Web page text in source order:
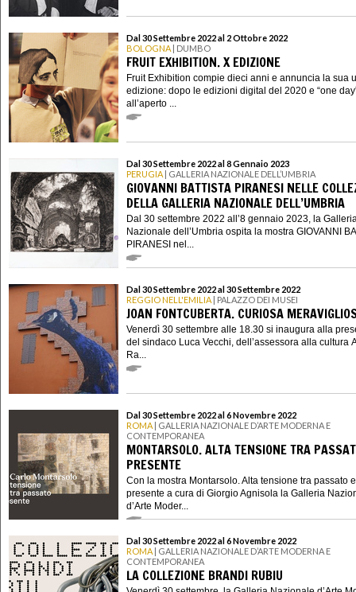
Dal 30 Settembre 2022 al 2 Ottobre 2022
BOLOGNA | DUMBO
FRUIT EXHIBITION. X EDIZIONE
Fruit Exhibition compie dieci anni e annuncia la sua
edizione: dopo le edizioni digital del 2020 e “one
all’aperto ...
Dal 30 Settembre 2022 al 8 Gennaio 2023
PERUGIA | GALLERIA NAZIONALE DELL’UMBRIA
GIOVANNI BATTISTA PIRANESI NELLE
DELLA GALLERIA NAZIONALE DELL’UMBRIA
Dal 30 settembre 2022 all’8 gennaio 2023, la
Nazionale dell’Umbria ospita la mostra GIOVANNI
PIRANESI nel...
Dal 30 Settembre 2022 al 30 Settembre 2022
REGGIO NELL'EMILIA | PALAZZO DEI MUSEI
JOAN FONTCUBERTA. CURIOSA
Venerdì 30 settembre alle 18.30 si inaugura alla
del sindaco Luca Vecchi, dell’assessora alla cultura
Ra...
Dal 30 Settembre 2022 al 6 Novembre 2022
ROMA | GALLERIA NAZIONALE D’ARTE MODERNA E
CONTEMPORANEA
MONTARSOLO. ALTA TENSIONE TRA
PRESENTE
Con la mostra Montarsolo. Alta tensione tra passato e
presente a cura di Giorgio Agnisola la Galleria
d’Arte Moder...
Dal 30 Settembre 2022 al 6 Novembre 2022
ROMA | GALLERIA NAZIONALE D’ARTE MODERNA E
CONTEMPORANEA
LA COLLEZIONE BRANDI RUBIU